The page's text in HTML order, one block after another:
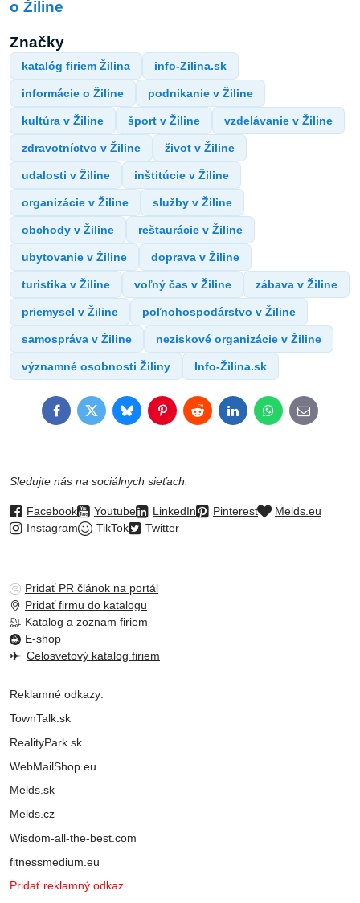
o Žiline
Značky
katalóg firiem Žilina info-Zilina.sk
informácie o Žiline podnikanie v Žiline
kultúra v Žiline šport v Žiline vzdelávanie v Žiline
zdravotníctvo v Žiline život v Žiline
udalosti v Žiline inštitúcie v Žiline
organizácie v Žiline služby v Žiline
obchody v Žiline reštaurácie v Žiline
ubytovanie v Žiline doprava v Žiline
turistika v Žiline voľný čas v Žiline zábava v Žiline
priemysel v Žiline poľnohospodárstvo v Žiline
samospráva v Žiline neziskové organizácie v Žiline
významné osobnosti Žiliny Info-Žilina.sk
FacebookTwitterBlueskyPinterestRedditLinkedInWhatsApp
E-
mail
Sledujte nás na sociálnych sieťach:
Facebook Youtube LinkedIn Pinterest
Melds.eu
Instagram
TikTok Twitter
Pridať PR článok na portál
Pridať firmu do katalogu
Katalog a zoznam firiem
E-shop
Celosvetový katalog firiem
Reklamné odkazy:
TownTalk.sk
RealityPark.sk
WebMailShop.eu
Melds.sk
Melds.cz
Wisdom-all-the-best.com
fitnessmedium.eu
Pridať reklamný odkaz